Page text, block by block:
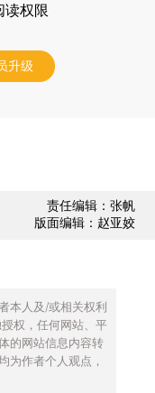
读权限
升级
责任编辑：张帆
版面编辑：赵亚姣
本人及/或相关权利
权，任何网站、平
的网站信息内容转
为作者个人观点，